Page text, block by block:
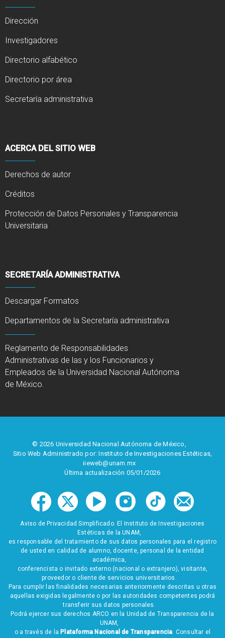
Dirección
Investigadores
Directorio alfabético
Directorio por área
Secretaría administrativa
ACERCA DEL SITIO WEB
Derechos de autor
Créditos
Protección de Datos Personales y Transparencia
Universitaria
SECRETARÍA ADMINISTRATIVA
Descargar Formatos
Departamentos de la Secretaría administrativa
Reglamento de Responsabilidades
Administrativas de las y los Funcionarios y
Empleados de la Universidad Nacional Autónoma
de México.
© 2026 Universidad Nacional Autónoma de México,
Sitio Web Administrado por: Instituto de Investigaciones Estéticas,
iieweb@unam.mx
Última actualización 05/01/2026
Aviso de Privacidad Simplificado. El Instituto de Investigaciones
Estéticas de la UNAM,
es responsable del tratamiento de sus datos personales para el registro
de usted en calidad de alumno, docente, personal de la entidad
académica,
conferencista o invitado externo (nacional o extranjero), visitante,
proveedor o cliente de servicios universitarios.
Para cumplir las finalidades necesarias anteriormente descritas u otras
aquellas exigidas legalmente o por las autoridades competentes podrá
transferir sus datos personales.
Podrá ejercer sus derechos ARCO en la Unidad de Transparencia de la
UNAM,
o a través de la Plataforma Nacional de Transparencia. Consultar el